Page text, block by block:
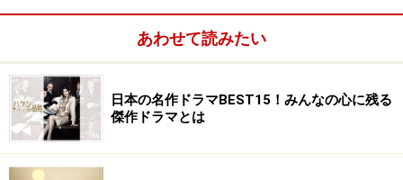
あわせて読みたい
日本の名作ドラマBEST15！みんなの心に残る
傑作ドラマとは